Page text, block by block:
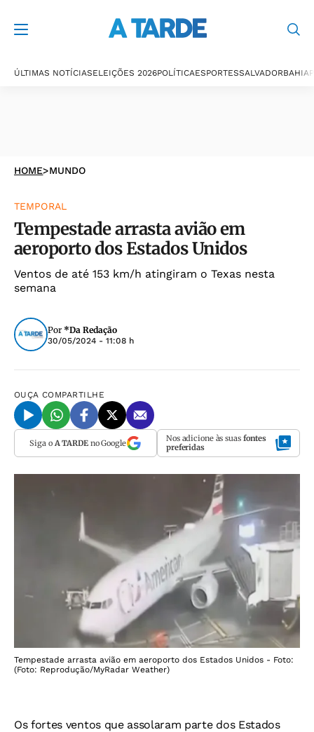
ÚLTIMAS NOTÍCIASELEIÇÕES 2026POLÍTICAESPORTESSALVADORBAHIA
HOME>MUNDO
TEMPORAL
Tempestade arrasta avião em
aeroporto dos Estados Unidos
Ventos de até 153 km/h atingiram o Texas nesta
semana
Por *Da Redação
30/05/2024 - 11:08 h
OUÇA COMPARTILHE
Siga o A TARDEno Google Nos adicione às suas fontes
preferidas
Tempestade arrasta avião em aeroporto dos Estados Unidos - Foto:
(Foto: Reprodução/MyRadar Weather)
Os fortes ventos que assolaram parte dos Estados